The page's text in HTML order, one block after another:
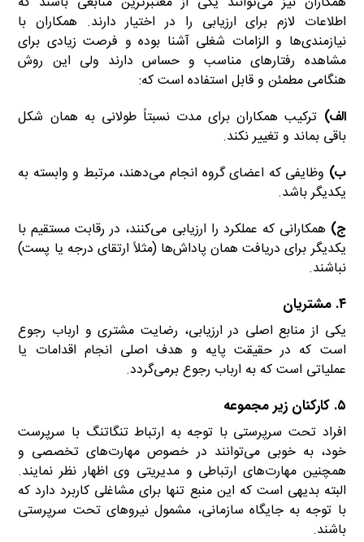
اطلاعات لازم برای ارزیابی را در اختیار دارند. همکاران با
نیازمندی‌ها و الزامات شغلی آشنا بوده و فرصت زیادی برای
مشاهده رفتارهای مناسب و حساس دارند ولی این روش
هنگامی مطمئن و قابل استفاده است که:
الف) ترکیب همکاران برای مدت نسبتاً طولانی به همان شکل
باقی بماند و تغییر نکند.
ب) وظایفی که اعضای گروه انجام می‌دهند، مرتبط و وابسته به
یکدیگر باشد.
ج) همکارانی که عملکرد را ارزیابی می‌کنند، در رقابت مستقیم با
یکدیگر برای دریافت همان پاداش‌ها (مثلاً ارتقای درجه یا پست)
نباشند.
۴. مشتریان
یکی از منابع اصلی در ارزیابی، رضایت مشتری و ارباب رجوع
است که در حقیقت پایه و هدف اصلی انجام اقدامات یا
عملیاتی است که به ارباب رجوع برمی‌گردد.
۵. کارکنان زیر مجموعه
افراد تحت سرپرستی با توجه به ارتباط تنگاتنگ با سرپرست
خود، به خوبی می‌توانند در خصوص مهارت‌های تخصصی و
همچنین مهارت‌های ارتباطی و مدیریتی وی اظهار نظر نمایند.
البته بدیهی است که این منبع تنها برای مشاغلی کاربرد دارد که
با توجه به جایگاه سازمانی، مشمول نیروهای تحت سرپرستی
باشند.